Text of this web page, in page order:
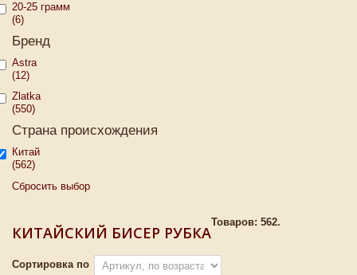
20-25 грамм
(6)
Бренд
Astra
(12)
Zlatka
(550)
Страна происхождения
Китай
(562)
Сбросить выбор
КИТАЙСКИЙ БИСЕР РУБКА
Товаров: 562.
Сортировка по